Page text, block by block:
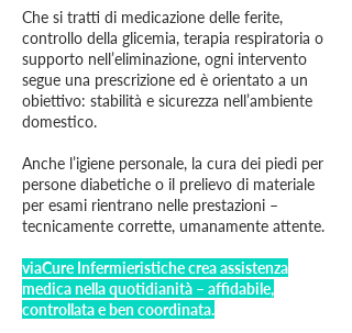
Che si tratti di medicazione delle ferite,
controllo della glicemia, terapia respiratoria o
supporto nell’eliminazione, ogni intervento
segue una prescrizione ed è orientato a un
obiettivo: stabilità e sicurezza nell’ambiente
domestico.
Anche l’igiene personale, la cura dei piedi per
persone diabetiche o il prelievo di materiale
per esami rientrano nelle prestazioni –
tecnicamente corrette, umanamente attente.
viaCure Infermieristiche crea assistenza
medica nella quotidianità – affidabile,
controllata e ben coordinata.